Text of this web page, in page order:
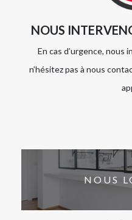
NOUS
En cas d’urgence, nous
n’hésitez pas à nous
NOUS